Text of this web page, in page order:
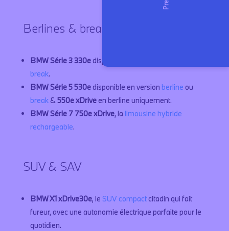
Berlines & breaks
BMW Série 3 330edisponible en version
break.
BMW Série 5 530e disponible en version berline ou
break&550e xDriveen berline uniquement.
BMW Série 7 750e xDrive, la limousine hybride
rechargeable.
SUV & SAV
BMW X1 xDrive30e, le SUV compactcitadin qui fait
fureur, avec une autonomie électrique parfaite pour le
quotidien.